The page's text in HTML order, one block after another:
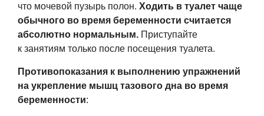
что мочевой пузырь полон. Ходить в туалет чаще
обычного во время беременности считается
абсолютно нормальным. Приступайте
к занятиям только после посещения туалета.
Противопоказания к выполнению упражнений
на укрепление мышц тазового дна во время
беременности: